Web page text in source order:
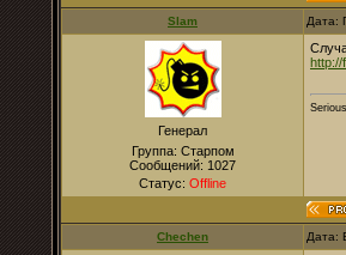
Slam Дата:
Генерал
Группа: Старпом
Сообщений: 1027
Статус: Offline
http://
Chechen Дата: